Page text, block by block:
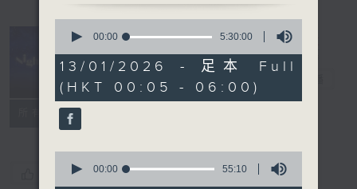
所有集數
Night Music
長夜細聽
您喜歡這個節目嗎?
seconds
5
hours,
30
minutes,
0
seconds
00:00 5:30:00
13/01/2026 - 足本 Full
(HKT 00:05 - 06:00)
seconds
00:00 55:10